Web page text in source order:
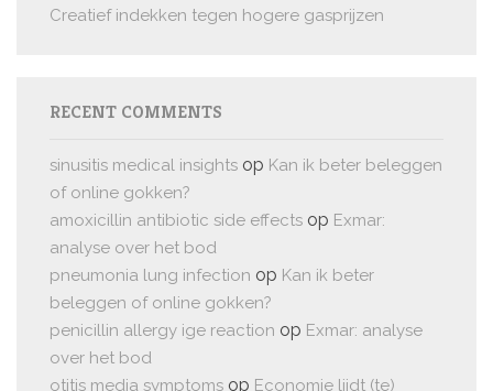
Creatief indekken tegen hogere gasprijzen
RECENT COMMENTS
sinusitis medical insights op Kan ik beter beleggen
of online gokken?
amoxicillin antibiotic side effects op Exmar:
analyse over het bod
pneumonia lung infection op Kan ik beter
beleggen of online gokken?
penicillin allergy ige reaction op Exmar: analyse
over het bod
otitis media symptoms op Economie lijdt (te)